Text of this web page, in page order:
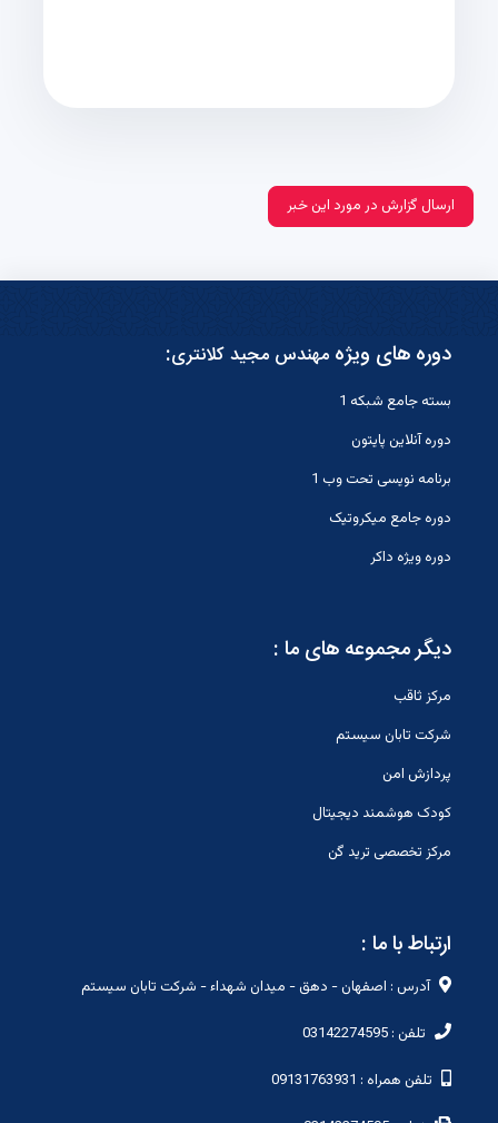
ارسال گزارش در مورد این خبر
دوره های ویژه مهندس مجید کلانتری:
بسته جامع شبکه 1
دوره آنلاین پایتون
برنامه نویسی تحت وب 1
دوره جامع میکروتیک
دوره ویژه داکر
دیگر مجموعه های ما :
مرکز ثاقب
شرکت تابان سیستم
پردازش امن
کودک هوشمند دیجیتال
مرکز تخصصی ترید گن
ارتباط با ما :
آدرس : اصفهان - دهق - میدان شهداء - شرکت تابان سیستم
تلفن : 03142274595
تلفن همراه : 09131763931